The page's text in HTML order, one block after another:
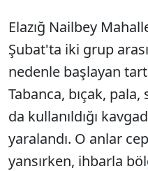
Elazığ Nailbey
Şubat'ta iki grup
nedenle başlayan
Tabanca, bıçak,
da kullanıldığı
yaralandı. O anlar
yansırken, ihbarla